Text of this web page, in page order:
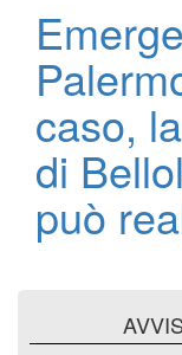
caso,
di
può